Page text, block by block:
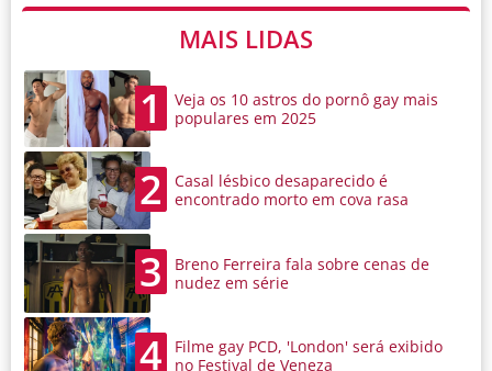
MAIS LIDAS
1
Veja os 10 astros do pornô gay mais
populares em 2025
2
Casal lésbico desaparecido é
encontrado morto em cova rasa
3
Breno Ferreira fala sobre cenas de
nudez em série
4
Filme gay PCD, 'London' será exibido
no Festival de Veneza